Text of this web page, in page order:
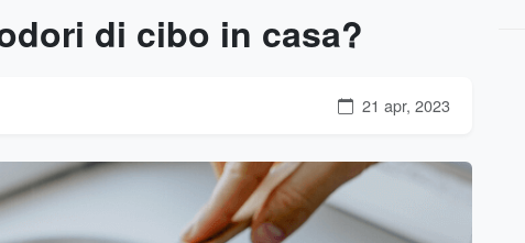
di cibo in casa?
21 apr, 2023